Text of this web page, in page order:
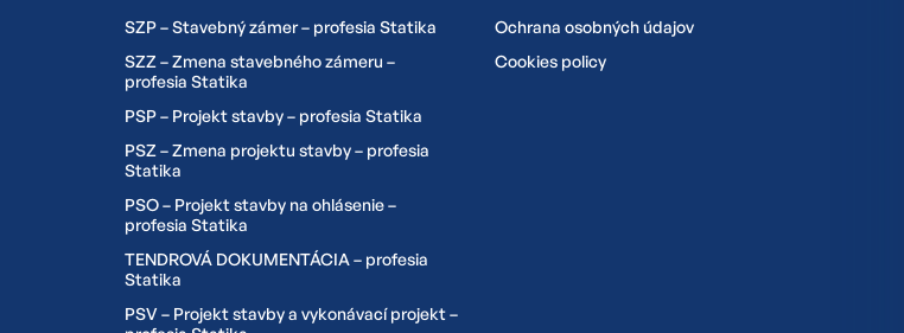
SZP – Stavebný zámer – profesia Statika
SZZ – Zmena stavebného zámeru –
profesia Statika
PSP – Projekt stavby – profesia Statika
PSZ – Zmena projektu stavby – profesia
Statika
PSO – Projekt stavby na ohlásenie –
profesia Statika
TENDROVÁ DOKUMENTÁCIA – profesia
Statika
PSV – Projekt stavby a vykonávací projekt –
Ochrana osobných údajov
Cookies policy